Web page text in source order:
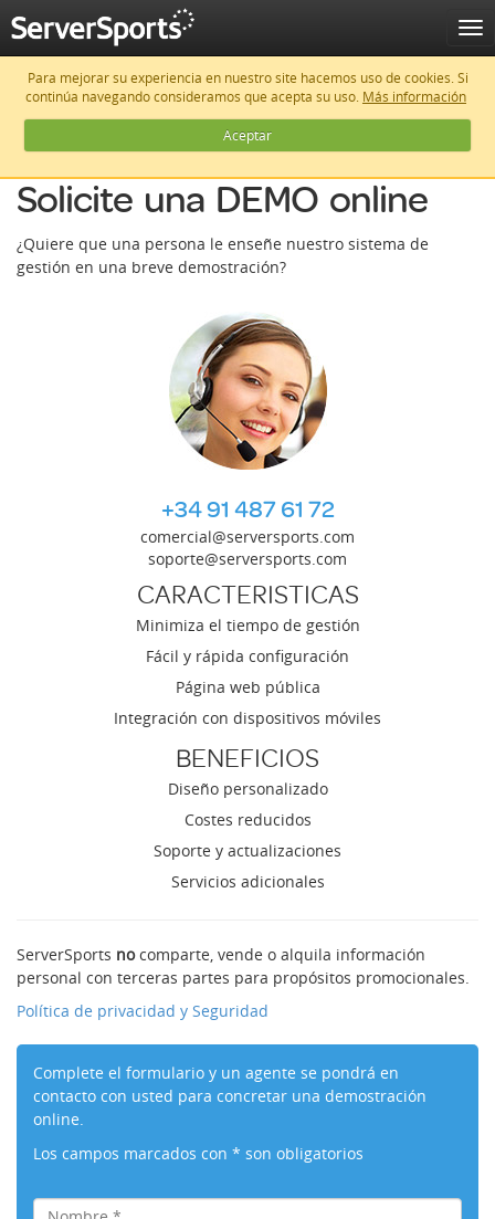
Para mejorar su experiencia en nuestro site hacemos uso de cookies. Si
continúa navegando consideramos que acepta su uso. Más información
Aceptar
Solicite una DEMO online
¿Quiere que una persona le enseñe nuestro sistema de
gestión en una breve demostración?
+34 91 487 61 72
comercial@serversports.com
soporte@serversports.com
CARACTERISTICAS
Minimiza el tiempo de gestión
Fácil y rápida configuración
Página web pública
Integración con dispositivos móviles
BENEFICIOS
Diseño personalizado
Costes reducidos
Soporte y actualizaciones
Servicios adicionales
ServerSports nocomparte, vende o alquila información
personal con terceras partes para propósitos promocionales.
Política de privacidad y Seguridad
Complete el formulario y un agente se pondrá en
contacto con usted para concretar una demostración
online.
Los campos marcados con * son obligatorios